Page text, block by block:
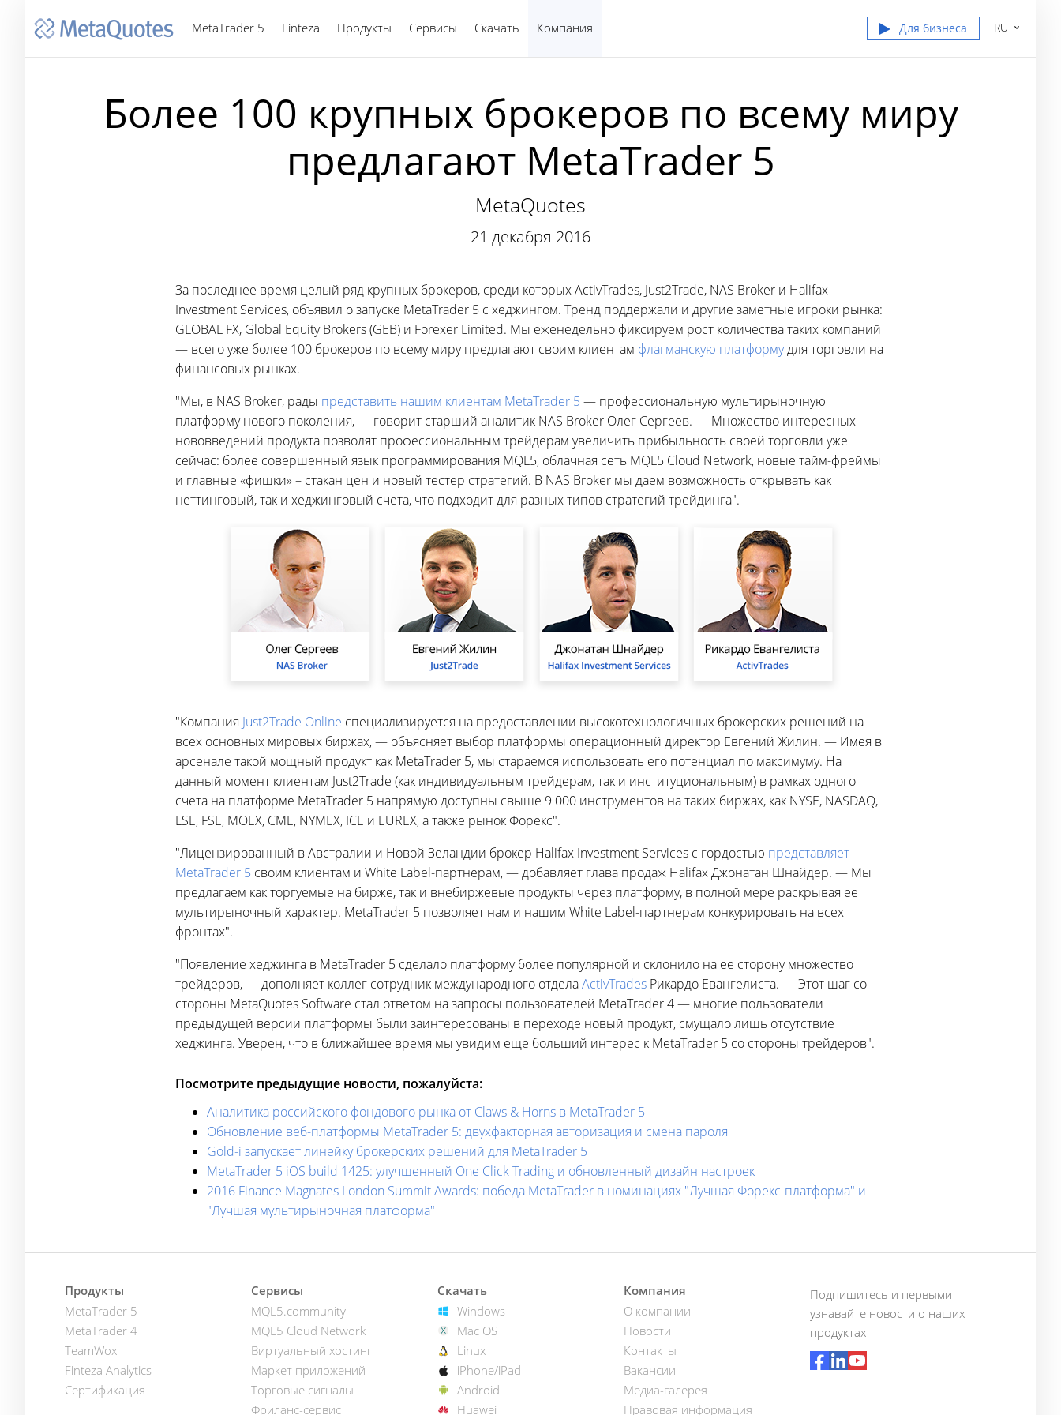
MetaTrader 5 Finteza Продукты Сервисы Скачать Компания Для бизнеса RU
Более 100 крупных брокеров по всему миру
предлагают MetaTrader 5
MetaQuotes
21 декабря 2016
За последнее время целый ряд крупных брокеров, среди которых ActivTrades, Just2Trade, NAS Broker и Halifax
Investment Services, объявил о запуске MetaTrader 5 с хеджингом. Тренд поддержали и другие заметные игроки рынка:
GLOBAL FX, Global Equity Brokers (GEB) и Forexer Limited. Мы еженедельно фиксируем рост количества таких компаний
— всего уже более 100 брокеров по всему миру предлагают своим клиентам флагманскую платформудля торговли на
финансовых рынках.
"Мы, в NAS Broker, рады представить нашим клиентам MetaTrader 5 — профессиональную мультирыночную
платформу нового поколения, — говорит старший аналитик NAS Broker Олег Сергеев. — Множество интересных
нововведений продукта позволят профессиональным трейдерам увеличить прибыльность своей торговли уже
сейчас: более совершенный язык программирования MQL5, облачная сеть MQL5 Cloud Network, новые тайм-фреймы
и главные «фишки» – стакан цен и новый тестер стратегий. В NAS Broker мы даем возможность открывать как
неттинговый, так и хеджинговый счета, что подходит для разных типов стратегий трейдинга".
"Компания Just2Trade Online специализируется на предоставлении высокотехнологичных брокерских решений на
всех основных мировых биржах, — объясняет выбор платформы операционный директор Евгений Жилин. — Имея в
арсенале такой мощный продукт как MetaTrader 5, мы стараемся использовать его потенциал по максимуму. На
данный момент клиентам Just2Trade (как индивидуальным трейдерам, так и институциональным) в рамках одного
счета на платформе MetaTrader 5 напрямую доступны свыше 9 000 инструментов на таких биржах, как NYSE, NASDAQ,
LSE, FSE, MOEX, CME, NYMEX, ICE и EUREX, а также рынок Форекс".
"Лицензированный в Австралии и Новой Зеландии брокер Halifax Investment Services с гордостью представляет
MetaTrader 5 своим клиентам и White Label-партнерам, — добавляет глава продаж Halifax Джонатан Шнайдер. — Мы
предлагаем как торгуемые на бирже, так и внебиржевые продукты через платформу, в полной мере раскрывая ее
мультирыночный характер. MetaTrader 5 позволяет нам и нашим White Label-партнерам конкурировать на всех
фронтах".
"Появление хеджинга в MetaTrader 5 сделало платформу более популярной и склонило на ее сторону множество
трейдеров, — дополняет коллег сотрудник международного отделаActivTrades Рикардо Евангелиста. — Этот шаг со
стороны MetaQuotes Software стал ответом на запросы пользователей MetaTrader 4 — многие пользователи
предыдущей версии платформы были заинтересованы в переходе новый продукт, смущало лишь отсутствие
хеджинга. Уверен, что в ближайшее время мы увидим еще больший интерес к MetaTrader 5 со стороны трейдеров".
Посмотрите предыдущие новости, пожалуйста:
Аналитика российского фондового рынка от Claws & Horns в MetaTrader 5
Обновление веб-платформы MetaTrader 5: двухфакторная авторизация и смена пароля
Gold-i запускает линейку брокерских решений для MetaTrader 5
MetaTrader 5 iOS build 1425: улучшенный One Click Trading и обновленный дизайн настроек
2016 Finance Magnates London Summit Awards: победа MetaTrader в номинациях "Лучшая Форекс-платформа" и
"Лучшая мультирыночная платформа"
Продукты
MetaTrader 5
MetaTrader 4
TeamWox
Finteza Analytics
Сертификация
Сервисы
MQL5.community
MQL5 Cloud Network
Виртуальный хостинг
Маркет приложений
Торговые сигналы
Фриланс-сервис
Скачать
Windows
Mac OS
Linux
iPhone/iPad
Android
Huawei
Компания
О компании
Новости
Контакты
Вакансии
Медиа-галерея
Правовая информация
Подпишитесь и первыми
узнавайте новости о наших
продуктах